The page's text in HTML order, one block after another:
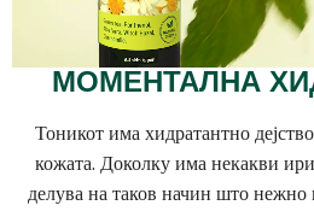
МОМЕНТАЛНА
Тоникот има хидратантно
кожата. Доколку има некакви
делува на таков начин што нежно